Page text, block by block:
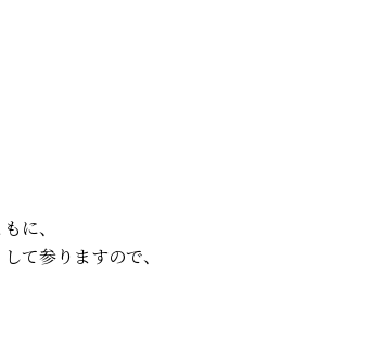
に、
て参りますので、